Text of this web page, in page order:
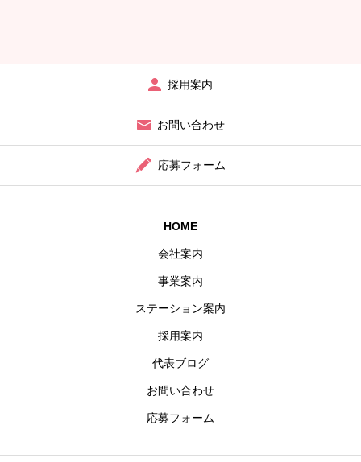
採用案内
お問い合わせ
応募フォーム
HOME
会社案内
事業案内
ステーション案内
採用案内
代表ブログ
お問い合わせ
応募フォーム